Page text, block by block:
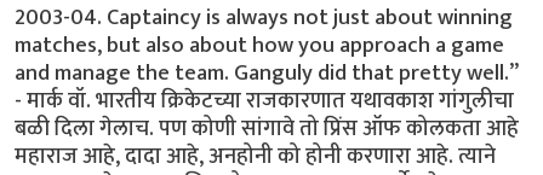
2003-04. Captaincy is always not just about winning
matches, but also about how you approach a game
and manage the team. Ganguly did that pretty well.”
- मार्क वॉ. भारतीय क्रिकेटच्या राजकारणात यथावकाश गांगुलीचा
बळी दिला गेलाच. पण कोणी सांगावे तो प्रिंस ऑफ कोलकता आहे
महाराज आहे, दादा आहे, अनहोनी को होनी करणारा आहे. त्याने